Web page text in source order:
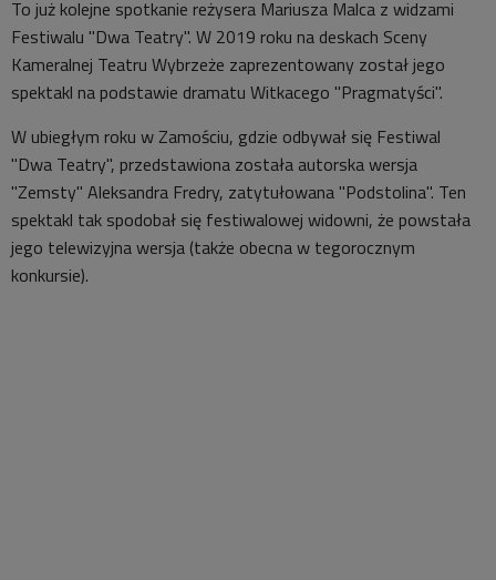
To już kolejne spotkanie reżysera Mariusza Malca z widzami
Festiwalu "Dwa Teatry". W 2019 roku na deskach Sceny
Kameralnej Teatru Wybrzeże zaprezentowany został jego
spektakl na podstawie dramatu Witkacego "Pragmatyści".
W ubiegłym roku w Zamościu, gdzie odbywał się Festiwal
"Dwa Teatry", przedstawiona została autorska wersja
"Zemsty" Aleksandra Fredry, zatytułowana "Podstolina". Ten
spektakl tak spodobał się festiwalowej widowni, że powstała
jego telewizyjna wersja (także obecna w tegorocznym
konkursie).